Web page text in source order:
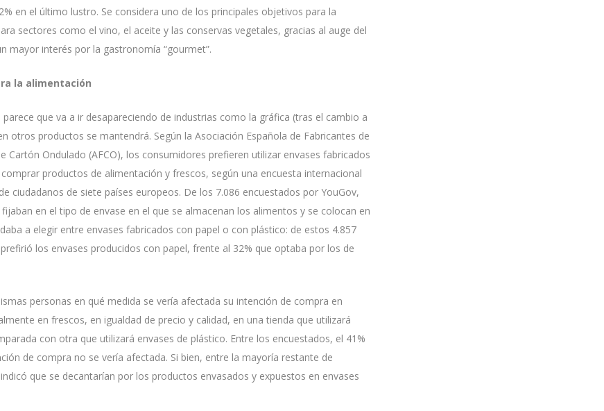
en el último lustro. Se considera uno de los principales objetivos para la
sectores como el vino, el aceite y las conservas vegetales, gracias al auge del
mayor interés por la gastronomía “gourmet”.
la alimentación
parece que va a ir desapareciendo de industrias como la gráfica (tras el cambio a
otros productos se mantendrá. Según la Asociación Española de Fabricantes de
Cartón Ondulado (AFCO), los consumidores prefieren utilizar envases fabricados
productos de alimentación y frescos, según una encuesta internacional
ciudadanos de siete países europeos. De los 7.086 encuestados por YouGov,
en el tipo de envase en el que se almacenan los alimentos y se colocan en
a elegir entre envases fabricados con papel o con plástico: de estos 4.857
los envases producidos con papel, frente al 32% que optaba por los de
personas en qué medida se vería afectada su intención de compra en
en frescos, en igualdad de precio y calidad, en una tienda que utilizará
con otra que utilizará envases de plástico. Entre los encuestados, el 41%
de compra no se vería afectada. Si bien, entre la mayoría restante de
que se decantarían por los productos envasados y expuestos en envases